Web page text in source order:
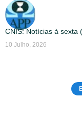
CNIS: Notícias à sexta
10 Julho, 2026